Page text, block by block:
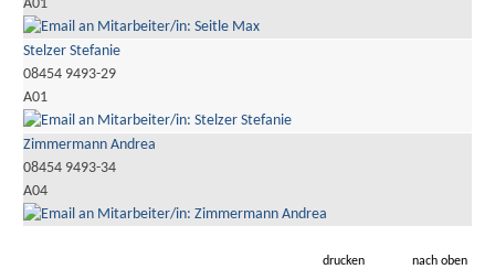
A01
Stelzer Stefanie
08454 9493-29
A01
Zimmermann Andrea
08454 9493-34
A04
drucken nach oben